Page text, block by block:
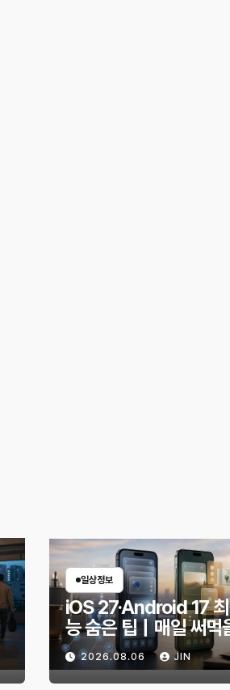
일상정보
iOS 27·Android 17
능 숨은 팁｜매일 써먹
한 기능만 골랐다
2026.08.06 JIN